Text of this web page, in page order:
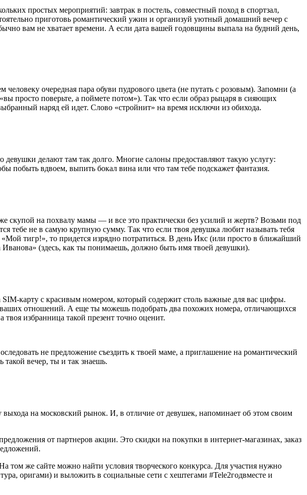
простых мероприятий: завтрак в постель, совместный поход в спортзал,
приготовь романтический ужин и организуй уютный домашний вечер с
вам не хватает времени. А если дата вашей годовщины выпала на будний день,
очередная пара обуви пудрового цвета (не путать с розовым). Запомни (а
просто поверьте, а поймете потом»). Так что если образ рыцаря в сияющих
наряд ей идет. Слово «стройнит» на время исключи из обихода.
делают там так долго. Многие салоны предоставляют такую услугу:
побыть вдвоем, выпить бокал вина или что там тебе подскажет фантазия.
скупой на похвалу мамы — и все это практически без усилий и жертв? Возьми под
тебе не в самую крупную сумму. Так что если твоя девушка любит называть тебя
тигр!», то придется изрядно потратиться. В день Икс (или просто в ближайший
(здесь, как ты понимаешь, должно быть имя твоей девушки).
карту с красивым номером, который содержит столь важные для вас цифры.
ваших отношений. А еще ты можешь подобрать два похожих номера, отличающихся
избранница такой презент точно оценит.
не предложение съездить к твоей маме, а приглашение на романтический
вечер, ты и так знаешь.
на московский рынок. И, в отличие от девушек, напоминает об этом своим
от партнеров акции. Это скидки на покупки в интернет-магазинах, заказ
том же сайте можно найти условия творческого конкурса. Для участия нужно
оригами) и выложить в социальные сети с хештегами #Tele2годвместе и